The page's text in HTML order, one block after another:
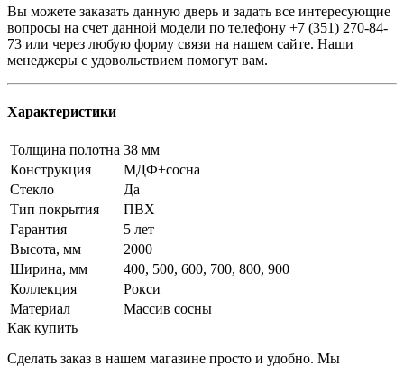
Вы можете заказать данную дверь и задать все интересующие
вопросы на счет данной модели по телефону +7 (351) 270-84-
73 или через любую форму связи на нашем сайте. Наши
менеджеры с удовольствием помогут вам.
Характеристики
Толщина полотна 38 мм
Конструкция
МДФ+сосна
Стекло
Да
Тип покрытия
ПВХ
Гарантия
5 лет
Высота, мм
2000
Ширина, мм
400, 500, 600, 700, 800, 900
Коллекция
Рокси
Материал
Массив сосны
Как купить
Сделать заказ в нашем магазине просто и удобно. Мы